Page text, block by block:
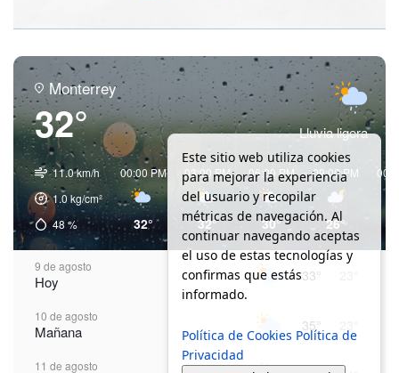
Monterrey
32° Lluvia ligera
11.0 km/h
1.0kg/cm²
48%
00:00 PM
32°
03:00 PM
32°
06:00 PM
30°
09:00 PM
26°
9 de agosto
Hoy 33°
10 de agosto
Mañana 35°
11 de agosto
Este sitio web utiliza cookies
para mejorar la experiencia
del usuario y recopilar
métricas de navegación. Al
continuar navegando aceptas
el uso de estas tecnologías y
confirmas que estás
informado.
Política de Cookies Política de
Privacidad